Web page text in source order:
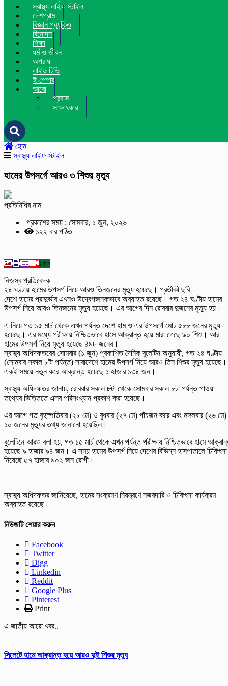
স্বাস্থ্য লাইফ স্টাইল
দেশগ্রাম
বিজ্ঞান প্রযুক্তি
বিনোদন
শিক্ষা
ধর্ম ও জীবন
অপরাধ
লাইভ টিভি
ই-পেপার
আরো
প্রবাস
সাক্ষাৎকার
হোম
স্বাস্থ্য লাইফ স্টাইল
হামের উপসর্গে আরও ৩ শিশুর মৃত্যু
প্রতিনিধির নাম
প্রকাশের সময় : সোমবার, ১ জুন, ২০২৬
১২২ বার পঠিত
১৫০
নিজস্ব প্রতিবেদক
২৪ ঘণ্টায় হামের উপসর্গ নিয়ে আরও তিনজনের মৃত্যু হয়েছে। প্রতীকী ছবি
দেশে হামের প্রাদুর্ভাব এখনও উদ্বেগজনকভাবে অব্যাহত রয়েছে। গত ২৪ ঘণ্টায় হামের
উপসর্গ নিয়ে আরও তিনজনের মৃত্যু হয়েছে। এর আগের দিন রোববার দুজনের মৃত্যু হয়।
এ নিয়ে গত ১৫ মার্চ থেকে এখন পর্যন্ত দেশে হাম ও এর উপসর্গে মোট ৫৮৮ জনের মৃত্যু
হয়েছে। এর মধ্যে পরীক্ষায় নিশ্চিতভাবে হামে আক্রান্ত হয়ে মারা গেছে ৯০ শিশু। আর
হামের উপসর্গ নিয়ে মৃত্যু হয়েছে ৪৯৮ জনের।
স্বাস্থ্য অধিদফতরের সোমবার (১ জুন) প্রকাশিত দৈনিক বুলেটিন অনুযায়ী, গত ২৪ ঘণ্টায়
(সোমবার সকাল ৮টা পর্যন্ত) সারাদেশে হামের উপসর্গ নিয়ে আরও তিন শিশুর মৃত্যু হয়েছে।
একই সময়ে নতুন করে আক্রান্ত হয়েছে ১ হাজার ১৩৪ জন।
স্বাস্থ্য অধিদফতর জানায়, রোববার সকাল ৮টা থেকে সোমবার সকাল ৮টা পর্যন্ত পাওয়া
তথ্যের ভিত্তিতে এসব পরিসংখ্যান প্রকাশ করা হয়েছে।
এর আগে গত বৃহস্পতিবার (২৮ মে) ও বুধবার (২৭ মে) পাঁচজন করে এবং মঙ্গলবার (২৬ মে)
১০ জনের মৃত্যুর তথ্য জানানো হয়েছিল।
বুলেটিনে আরও বলা হয়, গত ১৫ মার্চ থেকে এখন পর্যন্ত পরীক্ষায় নিশ্চিতভাবে হামে
হয়েছে ৯ হাজার ৯৪ জন। এ সময় হামের উপসর্গ নিয়ে দেশের বিভিন্ন হাসপাতালে চিকিৎসা
নিয়েছে ৫৭ হাজার ৯০২ জন রোগী।
স্বাস্থ্য অধিদফতর জানিয়েছে, হামের সংক্রমণ নিয়ন্ত্রণে নজরদারি ও চিকিৎসা কার্যক্রম
অব্যাহত রয়েছে।
নিউজটি শেয়ার করুন
Facebook
Twitter
Digg
Linkedin
Reddit
Google Plus
Pinterest
Print
এ জাতীয় আরো খবর..
সিলেটে হামে আক্রান্ত হয়ে আরও দুই শিশুর মৃত্যু